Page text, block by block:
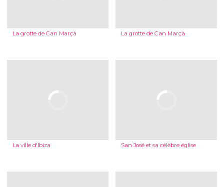
La grotte de Can Marçà La grotte de Can Marçà
La ville d'Ibiza San José et sa célèbre église